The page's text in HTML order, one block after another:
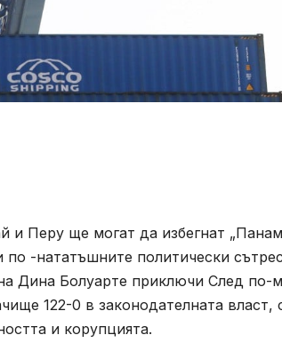
и Перу ще могат да избегнат
-нататъшните политически
Дина Болуарте приключи След по-
122-0 в законодателната власт,
и корупцията.